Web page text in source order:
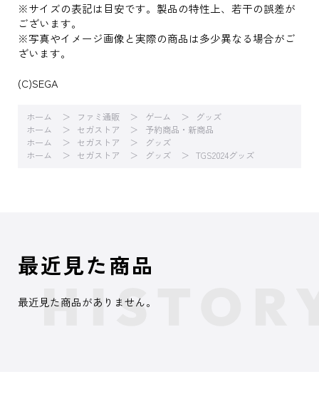
※サイズの表記は目安です。製品の特性上、若干の誤差が
ございます。
※写真やイメージ画像と実際の商品は多少異なる場合がご
ざいます。
(C)SEGA
ホーム ファミ通販 ゲーム
グッズ
ホーム
セガストア
予約商品・新商品
ホーム
セガストア
グッズ
ホーム
セガストア グッズ TGS2024グッズ
最近見た商品
最近見た商品がありません。